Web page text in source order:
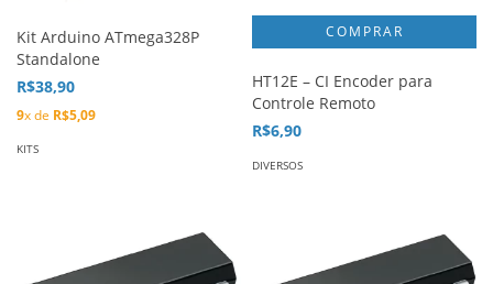
Kit Arduino ATmega328P
Standalone
R$38,90
9x de R$5,09
KITS
HT12E – CI Encoder para
Controle Remoto
R$6,90
DIVERSOS